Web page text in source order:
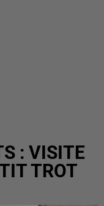
: VISITE
TROT